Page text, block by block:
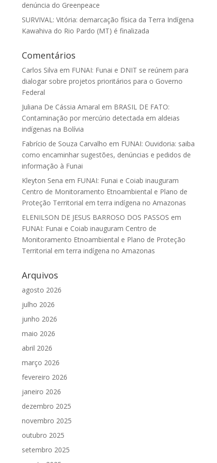
denúncia do Greenpeace
SURVIVAL: Vitória: demarcação física da Terra Indígena
Kawahiva do Rio Pardo (MT) é finalizada
Comentários
Carlos Silva em FUNAI: Funai e DNIT se reúnem para
dialogar sobre projetos prioritários para o Governo
Federal
Juliana De Cássia Amaral em BRASIL DE FATO:
Contaminação por mercúrio detectada em aldeias
indígenas na Bolívia
Fabrício de Souza Carvalho em FUNAI: Ouvidoria: saiba
como encaminhar sugestões, denúncias e pedidos de
informação à Funai
Kleyton Sena em FUNAI: Funai e Coiab inauguram
Centro de Monitoramento Etnoambiental e Plano de
Proteção Territorial em terra indígena no Amazonas
ELENILSON DE JESUS BARROSO DOS PASSOS em
FUNAI: Funai e Coiab inauguram Centro de
Monitoramento Etnoambiental e Plano de Proteção
Territorial em terra indígena no Amazonas
Arquivos
agosto 2026
julho 2026
junho 2026
maio 2026
abril 2026
março 2026
fevereiro 2026
janeiro 2026
dezembro 2025
novembro 2025
outubro 2025
setembro 2025